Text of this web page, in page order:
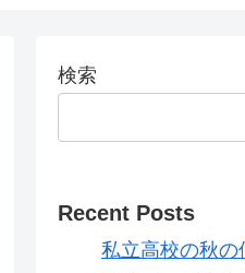
検索
Recent Posts
私立高校の秋の